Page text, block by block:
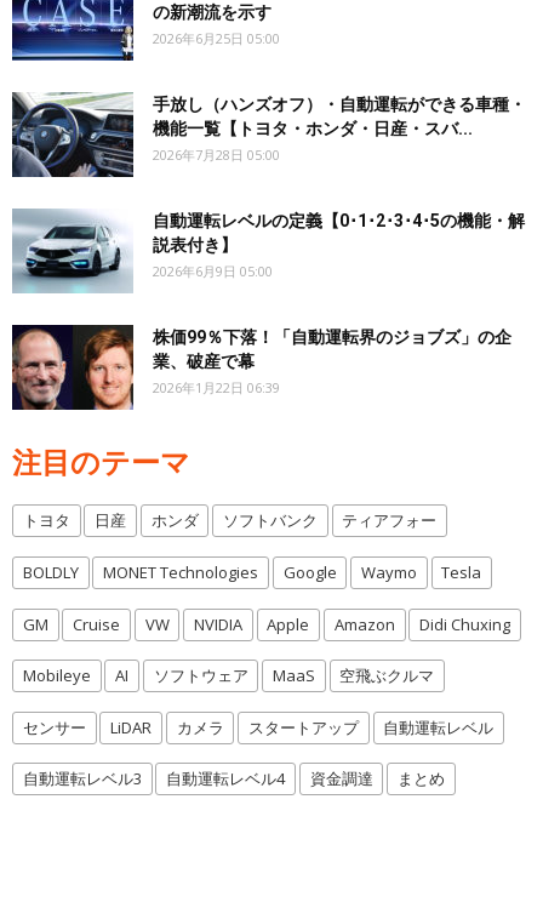
の新潮流を示す
2026年6月25日 05:00
手放し（ハンズオフ）・自動運転ができる車種・
機能一覧【トヨタ・ホンダ・日産・スバ...
2026年7月28日 05:00
自動運転レベルの定義【0･1･2･3･4･5の機能・解
説表付き】
2026年6月9日 05:00
株価99％下落！「自動運転界のジョブズ」の企
業、破産で幕
2026年1月22日 06:39
注目のテーマ
トヨタ 日産 ホンダ ソフトバンク ティアフォー
BOLDLY MONET Technologies Google Waymo Tesla
GM Cruise VW NVIDIA Apple Amazon Didi Chuxing
Mobileye AI ソフトウェア MaaS 空飛ぶクルマ
センサー LiDAR カメラ スタートアップ 自動運転レベル
自動運転レベル3 自動運転レベル4 資金調達 まとめ